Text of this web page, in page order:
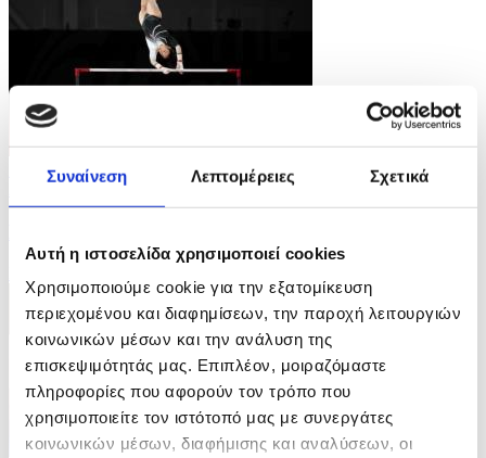
Συναίνεση Λεπτομέρειες Σχετικά
Αυτή η ιστοσελίδα χρησιμοποιεί cookies
Χρησιμοποιούμε cookie για την εξατομίκευση
περιεχομένου και διαφημίσεων, την παροχή λειτουργιών
κοινωνικών μέσων και την ανάλυση της
επισκεψιμότητάς μας. Επιπλέον, μοιραζόμαστε
πληροφορίες που αφορούν τον τρόπο που
χρησιμοποιείτε τον ιστότοπό μας με συνεργάτες
κοινωνικών μέσων, διαφήμισης και αναλύσεων, οι
5 Φωτογραφίες
27/07/2026 09:24